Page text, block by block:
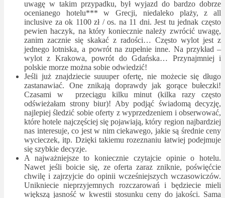
uwagę w takim przypadku, był wyjazd do bardzo dobrze
ocenianego hotelu*** w Grecji, niedaleko plaży, z all
inclusive za ok 1100 zł / os. na 11 dni. Jest tu jednak często
pewien haczyk, na który koniecznie należy zwrócić uwagę,
zanim zacznie się skakać z radości… Często wylot jest z
jednego lotniska, a powrót na zupełnie inne. Na przykład –
wylot z Krakowa, powrót do Gdańska… Przynajmniej i
polskie morze można sobie odwiedzić!
Jeśli już znajdziecie suuuper ofertę, nie możecie się długo
zastanawiać. One znikają doprawdy jak gorące bułeczki!
Czasami w przeciągu kilku minut (kilka razy często
odświeżałam strony biur)! Aby podjąć świadomą decyzję,
najlepiej śledzić sobie oferty z wyprzedzeniem i obserwować,
które hotele najczęściej się pojawiają, który region najbardziej
nas interesuje, co jest w nim ciekawego, jakie są średnie ceny
wycieczek, itp. Dzięki takiemu rozeznaniu łatwiej podejmuje
się szybkie decyzje.
A najważniejsze to koniecznie czytajcie opinie o hotelu.
Nawet jeśli boicie się, ze oferta zaraz zniknie, poświęćcie
chwilę i zajrzyjcie do opinii wcześniejszych wczasowiczów.
Unikniecie nieprzyjemnych rozczarowań i będziecie mieli
większą jasność w kwestii stosunku ceny do jakości. Sama